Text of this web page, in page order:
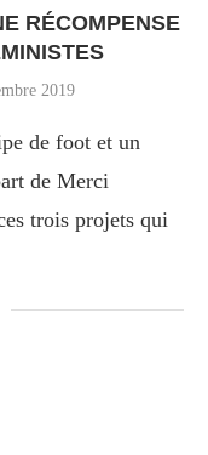
RÉCOMPENSE
2019
de foot et un
de Merci
trois projets qui